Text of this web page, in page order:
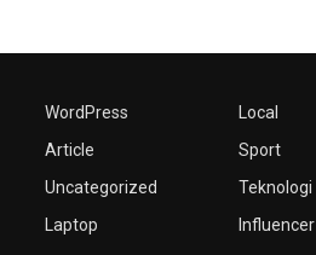
WordPress
Article
Uncategorized
Laptop
Local
Sport
Teknologi
Influencer